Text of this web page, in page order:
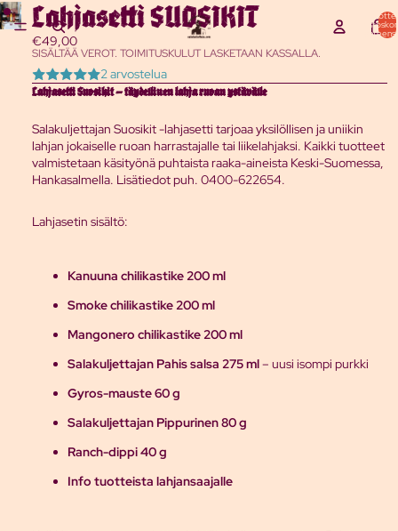
Lahjasetti SUOSIKIT
€49,00
SISÄLTÄÄ VEROT. TOIMITUSKULUT LASKETAAN KASSALLA.
2 arvostelua
Lahjasetti Suosikit – täydellinen lahja ruoan ystävälle
Salakuljettajan Suosikit -lahjasetti tarjoaa yksilöllisen ja uniikin
lahjan jokaiselle ruoan harrastajalle tai liikelahjaksi. Kaikki tuotteet
valmistetaan käsityönä puhtaista raaka-aineista Keski-Suomessa,
Hankasalmella. Lisätiedot puh. 0400-622654.
Lahjasetin sisältö:
Kanuuna chilikastike 200 ml
Smoke chilikastike 200 ml
Mangonero chilikastike 200 ml
Salakuljettajan Pahis salsa 275 ml– uusi isompi purkki
Gyros-mauste 60 g
Salakuljettajan Pippurinen 80 g
Ranch-dippi 40 g
Info tuotteista lahjansaajalle